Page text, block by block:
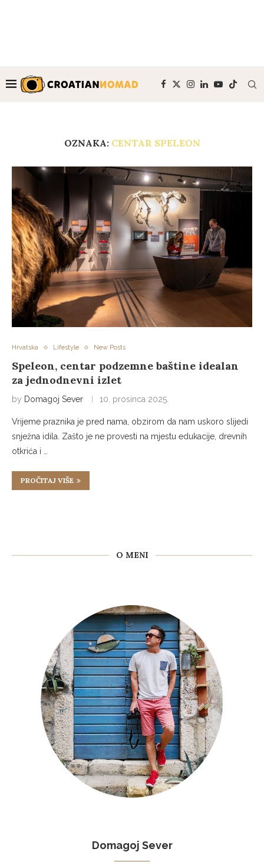
OZNAKA: CENTAR SPELEON
Hrvatska Lifestyle New Posts
Speleon, centar podzemne baštine idealan
za jednodnevni izlet
by Domagoj Sever 10. prosinca 2025.
Vrijeme praznika je pred nama, obzirom da nam uskoro slijedi
snježna idila. Zašto je ne provesti na mjestu edukacije, drevnih
otkrića i …
PROČITAJ VIŠE
O MENI
Domagoj Sever